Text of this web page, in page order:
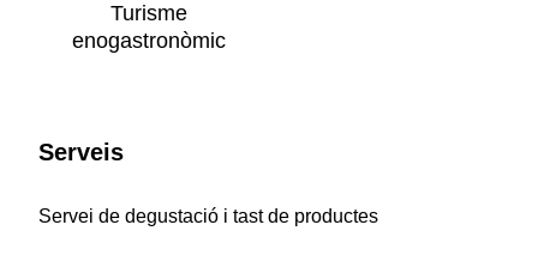
Turisme
enogastronòmic
Serveis
Servei de degustació i tast de productes